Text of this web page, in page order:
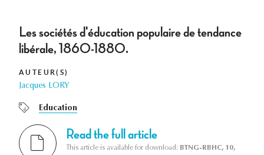
Les sociétés d'éducation populaire de tendance
libérale, 1860-1880.
AUTEUR(S)
Jacques LORY
Education
Read the full article
This article is available for download: BTNG-RBHC, 10,